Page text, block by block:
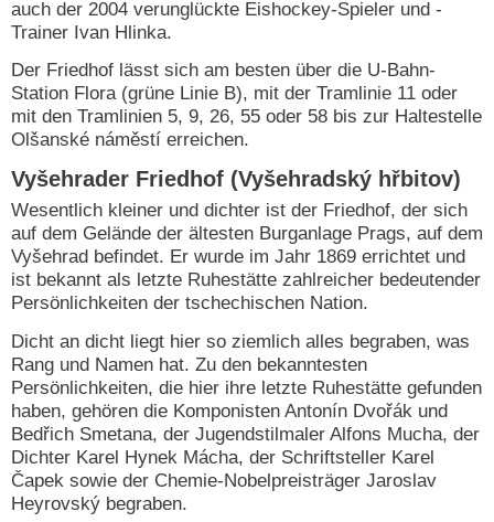
auch der 2004 verunglückte Eishockey-Spieler und -
Trainer Ivan Hlinka.
Der Friedhof lässt sich am besten über die U-Bahn-
Station Flora (grüne Linie B), mit der Tramlinie 11 oder
mit den Tramlinien 5, 9, 26, 55 oder 58 bis zur Haltestelle
Olšanské náměstí erreichen.
Vyšehrader Friedhof (Vyšehradský hřbitov)
Wesentlich kleiner und dichter ist der Friedhof, der sich
auf dem Gelände der ältesten Burganlage Prags, auf dem
Vyšehrad befindet. Er wurde im Jahr 1869 errichtet und
ist bekannt als letzte Ruhestätte zahlreicher bedeutender
Persönlichkeiten der tschechischen Nation.
Dicht an dicht liegt hier so ziemlich alles begraben, was
Rang und Namen hat. Zu den bekanntesten
Persönlichkeiten, die hier ihre letzte Ruhestätte gefunden
haben, gehören die Komponisten Antonín Dvořák und
Bedřich Smetana, der Jugendstilmaler Alfons Mucha, der
Dichter Karel Hynek Mácha, der Schriftsteller Karel
Čapek sowie der Chemie-Nobelpreisträger Jaroslav
Heyrovský begraben.